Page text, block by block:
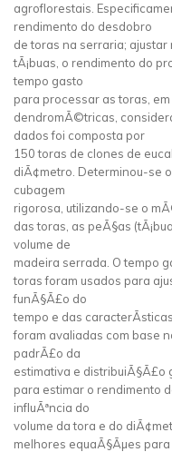
agroflorestais.
rendimento do desdobro
de toras na serraria;
tÃ¡buas, o rendimento do
tempo gasto
para processar as toras,
dendromÃ©tricas,
dados foi composta por
150 toras de clones de
diÃ¢metro. Determinou-se
cubagem
rigorosa, utilizando-se o
das toras, as peÃ§as
volume de
madeira serrada. O tempo
toras foram usados para
funÃ§Ã£o do
tempo e das
foram avaliadas com base
padrÃ£o da
estimativa e distribuiÃ§Ã£o
para estimar o rendimento
influÃªncia do
volume da tora e do
melhores equaÃ§Ãµes para